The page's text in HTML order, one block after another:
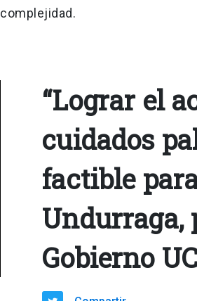
complejidad.
“Lograr el
cuidados
factible
Undurraga,
Gobierno